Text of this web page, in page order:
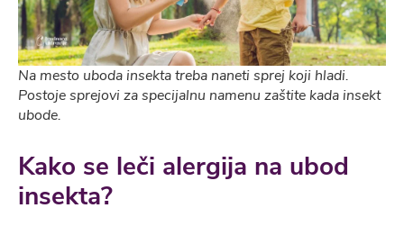
Na mesto uboda insekta treba naneti sprej koji hladi.
Postoje sprejovi za specijalnu namenu zaštite kada insekt
ubode.
Kako se leči alergija na ubod
insekta?